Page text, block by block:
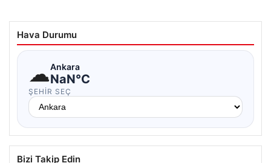
Hava Durumu
☁Ankara
NaN°C
ŞEHIR SEÇ
Bizi Takip Edin